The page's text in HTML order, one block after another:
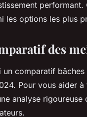
les options les plus
des
un comparatif
Pour vous aider
analyse